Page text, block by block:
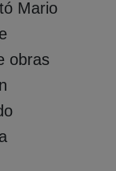
Mario
obras